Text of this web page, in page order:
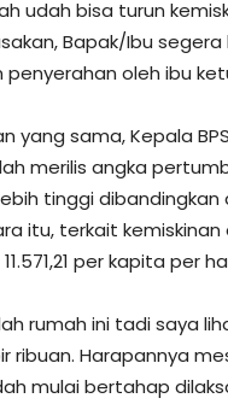
udah bisa turun
Bapak/Ibu
oleh ibu
yang sama, Kepala
merilis angka
tinggi
itu, terkait
per kapita per
rumah ini tadi saya
ribuan. Harapannya
mulai bertahap